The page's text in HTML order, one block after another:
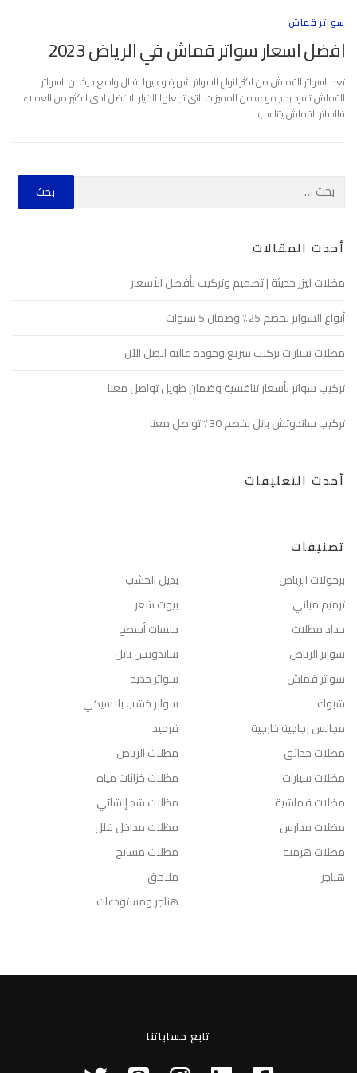
سواتر قماش
افضل اسعار سواتر قماش في الرياض 2023
تعد السواتر القماش من اكثر انواع السواتر شهرة وعليها اقبال واسع حيث ان السواتر
القماش تنفرد بمجموعه من المميزات التي تجعلها الخيار الافضل لدي الكثير من العملاء
فالساتر القماش يتناسب …
أحدث المقالات
مظلات ليزر حديثة | تصميم وتركيب بأفضل الأسعار
أنواع السواتر بخصم 25٪ وضمان 5 سنوات
مظلات سيارات تركيب سريع وجودة عالية اتصل الآن
تركيب سواتر بأسعار تنافسية وضمان طويل تواصل معنا
تركيب ساندوتش بانل بخصم 30٪ تواصل معنا
أحدث التعليقات
تصنيفات
بديل الخشب
برجولات الرياض
بيوت شعر
ترميم مباني
جلسات أسطح
حداد مظلات
ساندوتش بانل
سواتر الرياض
سواتر حديد
سواتر قماش
سوانر خشب بلاسيكي
شبوك
قرميد
مجالس زجاجية خارجية
مظلات الرياض
مظلات حدائق
مظلات خزانات مياه
مظلات سيارات
مظلات شد إنشائي
مظلات قماشية
مظلات مداخل فلل
مظلات مدارس
مظلات مسابح
مظلات هرمية
ملاحق
هناجر
هناجر ومستودعات
تابع حساباتنا